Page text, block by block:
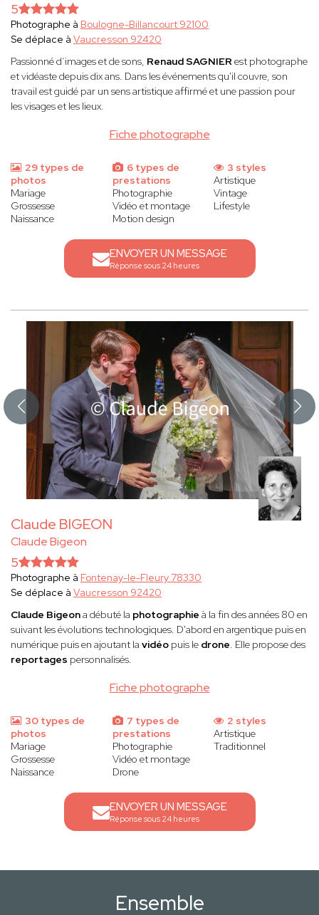
Fiche photographe
5
Photographe à Boulogne-Billancourt 92100
Se déplace à Vaucresson 92420
Passionné d’images et de sons, Renaud SAGNIER est photographe
et vidéaste depuis dix ans. Dans les événements qu'il couvre, son
travail est guidé par un sens artistique affirmé et une passion pour
les visages et les lieux.
29 types de
photos
Mariage
Grossesse
Naissance
6 types de
prestations
Photographie
Vidéo et montage
Motion design
3 styles
Artistique
Vintage
Lifestyle
ENVOYER UN MESSAGE
Réponse sous 24 heures
Claude BIGEON
Claude Bigeon
Fiche photographe
5
Photographe à Fontenay-le-Fleury 78330
Se déplace à Vaucresson 92420
Claude Bigeona débuté la photographie à la fin des années 80 en
suivant les évolutions technologiques. D'abord en argentique puis en
numérique puis en ajoutant la vidéo puis le drone. Elle propose des
reportages personnalisés.
30 types de
photos
Mariage
Grossesse
Naissance
7 types de
prestations
Photographie
Vidéo et montage
Drone
2 styles
Artistique
Traditionnel
ENVOYER UN MESSAGE
Réponse sous 24 heures
Ensemble